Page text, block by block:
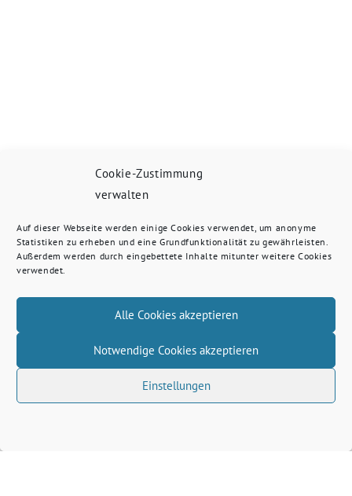
Cookie-Zustimmung
verwalten
Auf dieser Webseite werden einige Cookies verwendet, um anonyme
Statistiken zu erheben und eine Grundfunktionalität zu gewährleisten.
Außerdem werden durch eingebettete Inhalte mitunter weitere Cookies
verwendet.
Alle Cookies akzeptieren
Notwendige Cookies akzeptieren
Einstellungen